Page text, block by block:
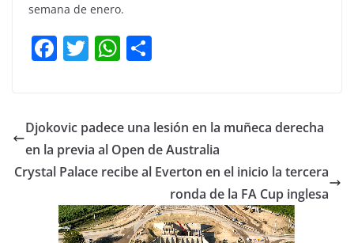
semana de enero.
F
a
e
b
o
o
k
T
w
er
W
h
s
A
p
p
p
ar
tir
Djokovic padece una lesión en la muñeca derecha
en la previa al Open de Australia
Crystal Palace recibe al Everton en el inicio la tercera
ronda de la FA Cup inglesa